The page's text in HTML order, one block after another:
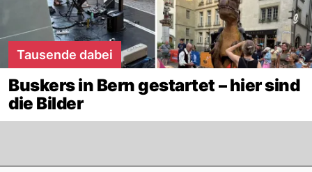
Tausende dabei
Buskers in Bern gestartet – hier sind
die Bilder